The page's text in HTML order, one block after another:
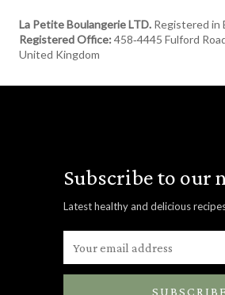
La Petite Boulangerie LTD. Registered in
Registered Office: 458‑4445 Fulford
United Kingdom
Subscribe to our
Latest healthy and delicious